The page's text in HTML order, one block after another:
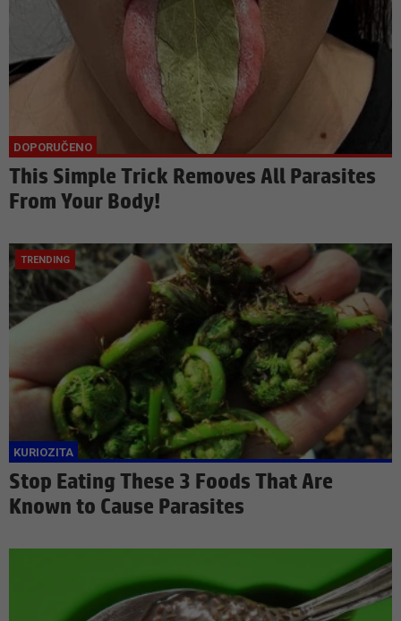
This Simple Trick Removes All Parasites
From Your Body!
Stop Eating These 3 Foods That Are
Known to Cause Parasites